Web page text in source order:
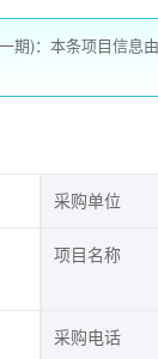
期)：本条项目信息
采购单位
项目名称
采购电话